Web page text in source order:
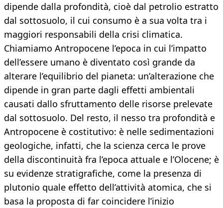
dipende dalla profondità, cioè dal petrolio estratto
dal sottosuolo, il cui consumo è a sua volta tra i
maggiori responsabili della crisi climatica.
Chiamiamo Antropocene l’epoca in cui l’impatto
dell’essere umano è diventato così grande da
alterare l’equilibrio del pianeta: un’alterazione che
dipende in gran parte dagli effetti ambientali
causati dallo sfruttamento delle risorse prelevate
dal sottosuolo. Del resto, il nesso tra profondità e
Antropocene è costitutivo: è nelle sedimentazioni
geologiche, infatti, che la scienza cerca le prove
della discontinuità fra l’epoca attuale e l’Olocene; è
su evidenze stratigrafiche, come la presenza di
plutonio quale effetto dell’attività atomica, che si
basa la proposta di far coincidere l’inizio